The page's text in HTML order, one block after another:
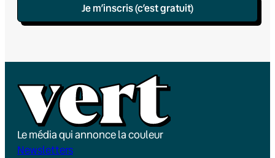
Je m’inscris (c’est gratuit)
Le média qui annonce la couleur
Newsletters